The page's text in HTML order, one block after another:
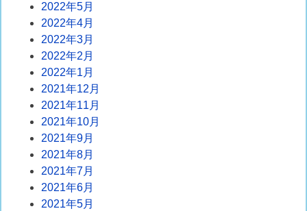
2022年5月
2022年4月
2022年3月
2022年2月
2022年1月
2021年12月
2021年11月
2021年10月
2021年9月
2021年8月
2021年7月
2021年6月
2021年5月